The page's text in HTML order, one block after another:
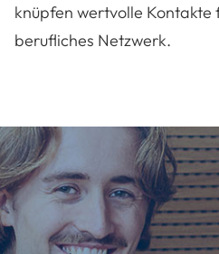
knüpfen wertvolle Kontakte
berufliches Netzwerk.